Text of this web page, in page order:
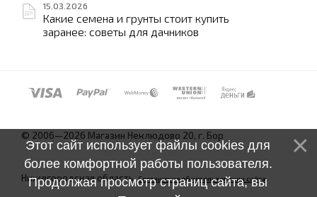
15.03.2026
Какие семена и грунты стоит купить
заранее: советы для дачников
© 2006—2026 Магазин Неклюдово 20, г. Бор
Нижегородская область.Соглашение об использовании сайта
Этот сайт использует файлы cookies для
более комфортной работы пользователя.
Продолжая просмотр страниц сайта, вы